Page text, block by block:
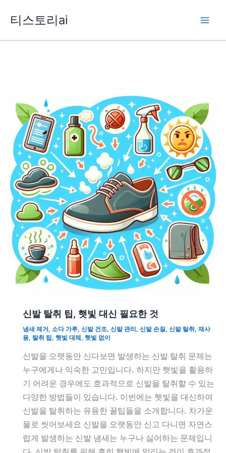
티스토리ai
신발 탈취 팁, 햇빛 대신 필요한 것
냄새 제거 , 소다 가루, 신발 건조, 신발 관리 , 신발 손질, 신발 탈취 , 재사
용, 탈취 팁 , 햇빛 대체 , 햇빛 없이
신발을 오랫동안 신다보면 발생하는 신발 탈취 문제는
누구에게나 익숙한 고민입니다. 하지만 햇빛을 활용하
기 어려운 경우에도 효과적으로 신발을 탈취할 수 있는
다양한 방법들이 있습니다. 이번에는 햇빛을 대신하여
신발을 탈취하는 유용한 꿀팁들을 소개합니다. 차가운
물로 씻어보세요 신발을 오랫동안 신고 다니면 자연스
럽게 발생하는 신발 냄새는 누구나 싫어하는 문제입니